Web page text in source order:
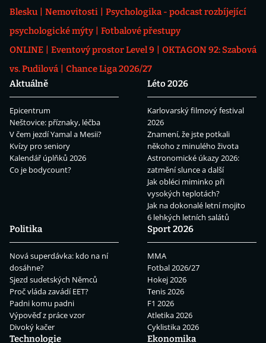
Blesku
Nemovitosti
Psychologika - podcast rozbíjející
psychologické mýty
Fotbalové přestupy
ONLINE
Eventový prostor Level 9
OKTAGON 92: Szabová
vs. Pudilová
Chance Liga 2026/27
Aktuálně
Epicentrum
Neštovice: příznaky, léčba
V čem jezdí Yamal a Mesii?
Kvízy pro seniory
Kalendář úplňků 2026
Co je bodycount?
Léto 2026
Karlovarský filmový festival
2026
Znamení, že jste potkali
někoho z minulého života
Astronomické úkazy 2026:
zatmění slunce a další
Jak obléci miminko při
vysokých teplotách?
Jak na dokonalé letní mojito
6 lehkých letních salátů
Politika
Nová superdávka: kdo na ní
dosáhne?
Sjezd sudetských Němců
Proč vláda zavádí EET?
Padni komu padni
Výpověď z práce vzor
Divoký kačer
Sport 2026
MMA
Fotbal 2026/27
Hokej 2026
Tenis 2026
F1 2026
Atletika 2026
Cyklistika 2026
Technologie
Ekonomika